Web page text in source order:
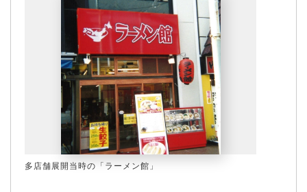
多店舗展開当時の「ラーメン館」